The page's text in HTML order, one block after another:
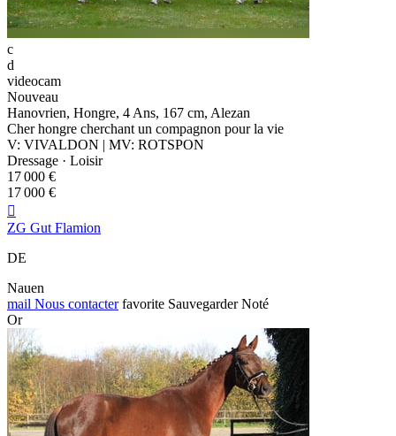
c
d
videocam
Nouveau
Hanovrien, Hongre, 4 Ans, 167 cm, Alezan
Cher hongre cherchant un compagnon pour la vie
V: VIVALDON | MV: ROTSPON
Dressage · Loisir
17 000 €
17 000 €

ZG Gut Flamion
DE
Nauen
mail Nous contacter favorite Sauvegarder Noté
Or